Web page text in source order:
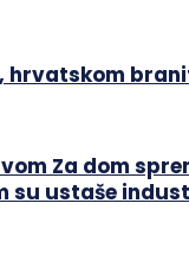
hrvatskom
Za dom
su ustaše